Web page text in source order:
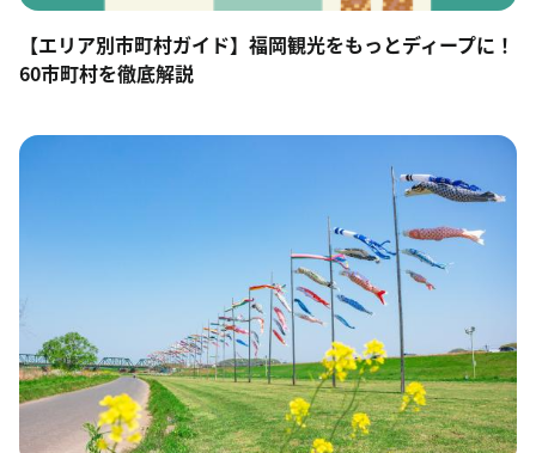
【エリア別市町村ガイド】福岡観光をもっとディープに！
60市町村を徹底解説